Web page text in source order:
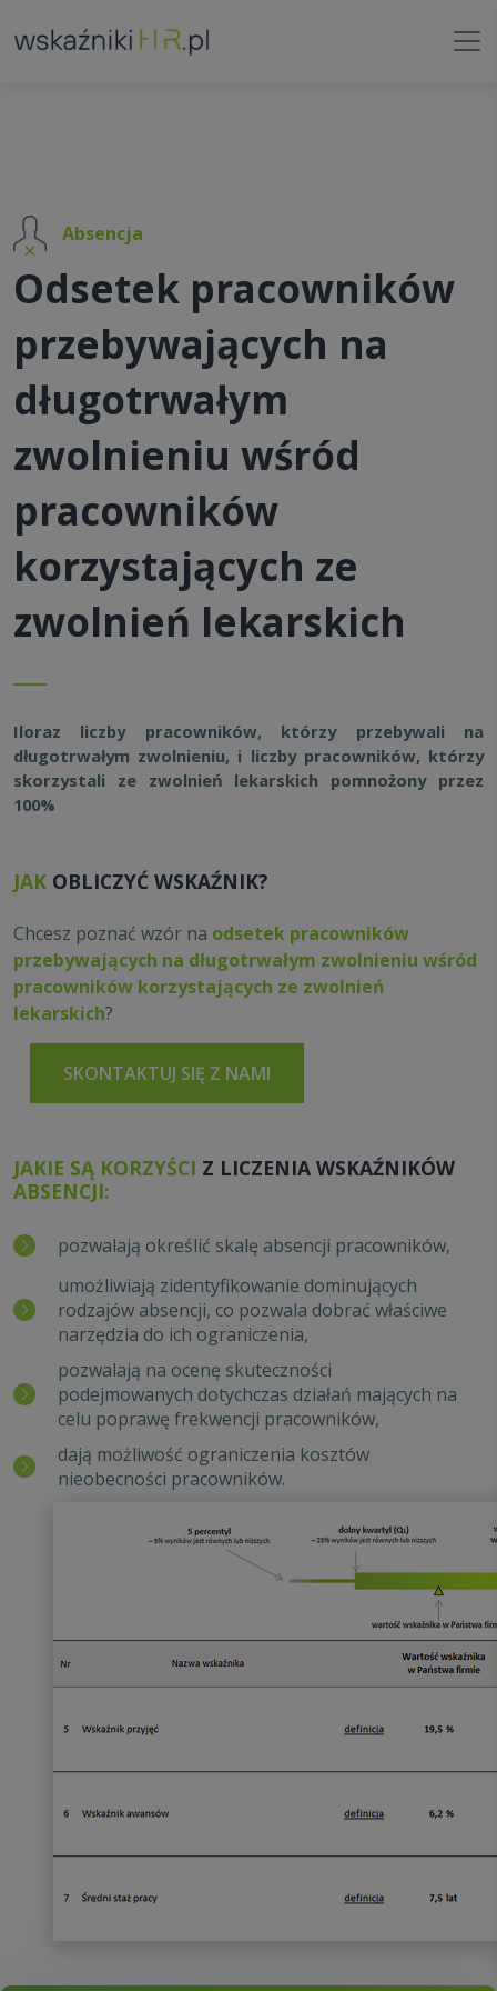
Absencja
Odsetek pracowników
przebywających na
długotrwałym
zwolnieniu wśród
pracowników
korzystających ze
zwolnień lekarskich
Iloraz liczby pracowników, którzy przebywali na
długotrwałym zwolnieniu, i liczby pracowników, którzy
skorzystali ze zwolnień lekarskich pomnożony przez
100%
JAK OBLICZYĆ WSKAŹNIK?
Chcesz poznać wzór na odsetek pracowników
przebywających na długotrwałym zwolnieniu wśród
pracowników korzystających ze zwolnień
lekarskich?
SKONTAKTUJ SIĘ Z NAMI
JAKIE SĄ KORZYŚCI Z LICZENIA WSKAŹNIKÓW
ABSENCJI:
pozwalają określić skalę absencji pracowników,
umożliwiają zidentyfikowanie dominujących
rodzajów absencji, co pozwala dobrać właściwe
narzędzia do ich ograniczenia,
pozwalają na ocenę skuteczności
podejmowanych dotychczas działań mających na
celu poprawę frekwencji pracowników,
dają możliwość ograniczenia kosztów
nieobecności pracowników.